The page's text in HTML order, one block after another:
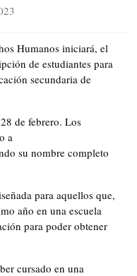
Humanos iniciará, el
de estudiantes para
secundaria de
de febrero. Los
a
su nombre completo
para aquellos que,
año en una escuela
para poder obtener
cursado en una